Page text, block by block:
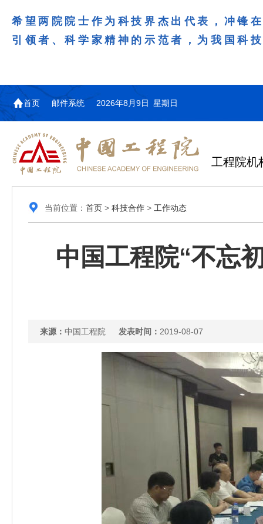
希望两院院士作为科技界杰出代表，冲锋
引领者、科学家精神的示范者，为我国科
首页 邮件系统 2026年8月9日 星期日
工程院机
当前位置： 首页> 科技合作> 工作动态
中国工程院“不忘
来源： 中国工程院 发表时间： 2019-08-07